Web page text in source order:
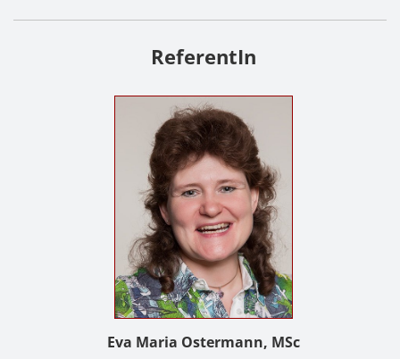
ReferentIn
Eva Maria Ostermann, MSc